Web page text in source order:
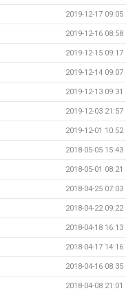
2019-12-17 09:05
2019-12-16 08:58
2019-12-15 09:17
2019-12-14 09:07
2019-12-13 09:31
2019-12-03 21:57
2019-12-01 10:52
2018-05-05 15:43
2018-05-01 08:21
2018-04-25 07:03
2018-04-22 09:22
2018-04-18 16:13
2018-04-17 14:16
2018-04-16 08:35
2018-04-08 21:01